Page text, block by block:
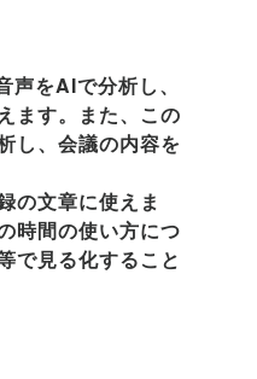
をAIで分析し、
ます。また、この
し、会議の内容を
の文章に使えま
時間の使い方につ
で見る化すること